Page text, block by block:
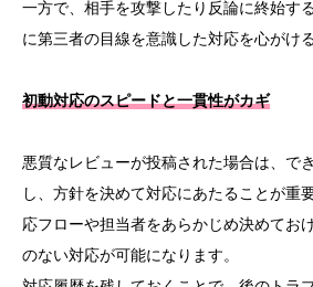
一方で、相手を攻撃したり反論に終始す
に第三者の目線を意識した対応を心がけ
初動対応のスピードと一貫性がカギ
悪質なレビューが投稿された場合は、で
し、方針を決めて対応にあたることが重
応フローや担当者をあらかじめ決めてお
のない対応が可能になります。